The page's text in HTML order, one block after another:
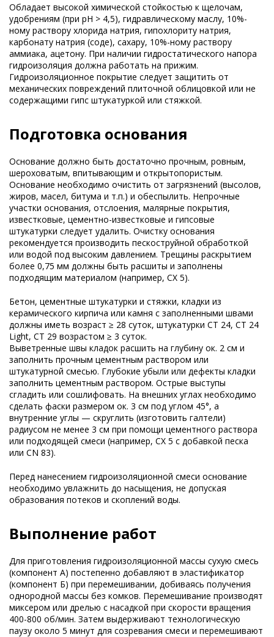
Обладает высокой химической стойкостью к щелочам,
удобрениям (при pH > 4,5), гидравлическому маслу, 10%-
ному раствору хлорида натрия, гипохлориту натрия,
карбонату натрия (соде), сахару, 10%-ному раствору
аммиака, ацетону. При наличии гидростатического напора
гидроизоляция должна работать на прижим.
Гидроизоляционное покрытие следует защитить от
механических повреждений плиточной облицовкой или не
содержащими гипс штукатуркой или стяжкой.
Подготовка основания
Основание должно быть достаточно прочным, ровным,
шероховатым, впитывающим и открытопористым.
Основание необходимо очистить от загрязнений (высолов,
жиров, масел, битума и т.п.) и обеспылить. Непрочные
участки основания, отслоения, малярные покрытия,
известковые, цементно-известковые и гипсовые
штукатурки следует удалить. Очистку основания
рекомендуется производить пескоструйной обработкой
или водой под высоким давлением. Трещины раскрытием
более 0,75 мм должны быть расшиты и заполнены
подходящим материалом (например, CX 5).
Бетон, цементные штукатурки и стяжки, кладки из
керамического кирпича или камня с заполненными швами
должны иметь возраст ≥ 28 суток, штукатурки СТ 24, СТ 24
Light, СТ 29 возрастом ≥ 3 суток.
Выветренные швы кладок расшить на глубину ок. 2 см и
заполнить прочным цементным раствором или
штукатурной смесью. Глубокие убыли или дефекты кладки
заполнить цементным раствором. Острые выступы
сгладить или сошлифовать. На внешних углах необходимо
сделать фаски размером ок. 3 см под углом 45°, а
внутренние углы — скруглить (изготовить галтели)
радиусом не менее 3 см при помощи цементного раствора
или подходящей смеси (например, CX 5 с добавкой песка
или CN 83).
Перед нанесением гидроизоляционной смеси основание
необходимо увлажнить до насыщения, не допуская
образования потеков и скоплений воды.
Выполнение работ
Для приготовления гидроизоляционной массы сухую смесь
(компонент А) постепенно добавляют в эластификатор
(компонент Б) при перемешивании, добиваясь получения
однородной массы без комков. Перемешивание производят
миксером или дрелью с насадкой при скорости вращения
400-800 об/мин. Затем выдерживают технологическую
паузу около 5 минут для созревания смеси и перемешивают